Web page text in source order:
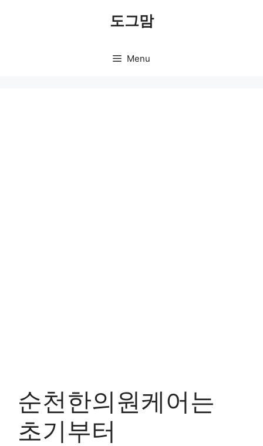
도그맘
Menu
순천한의원케어는
초기부터